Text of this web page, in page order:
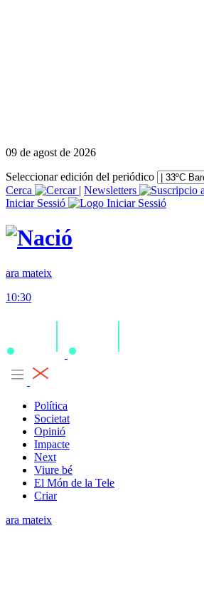
09 de agost de 2026
Seleccionar edición del periódico
Cerca
| Newsletters
Iniciar Sessió
ara mateix
10:30
Política
Societat
Opinió
Impacte
Next
Viure bé
El Món de la Tele
Criar
ara mateix